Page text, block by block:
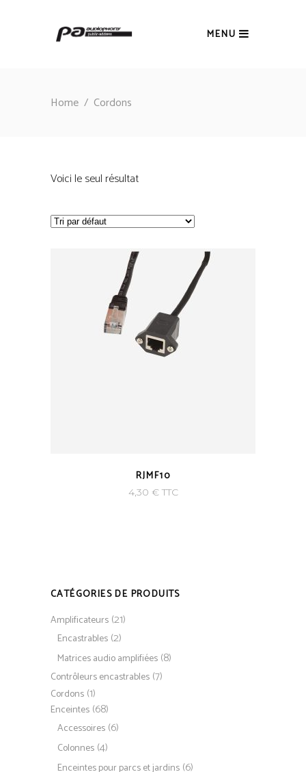
MENU
Home / Cordons
Voici le seul résultat
RJMF10
4,30 €TTC
CATÉGORIES DE PRODUITS
Amplificateurs (21)
Encastrables (2)
Matrices audio amplifiées (8)
Contrôleurs encastrables (7)
Cordons (1)
Enceintes (68)
Accessoires (6)
Colonnes (4)
Enceintes pour parcs et jardins (6)